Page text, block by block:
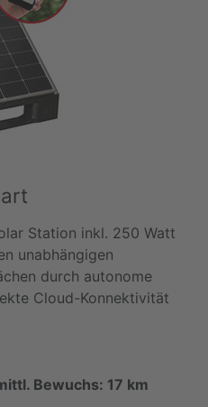
Station inkl. 250 Watt
unabhängigen
durch autonome
Cloud-Konnektivität
Bewuchs: 17 km